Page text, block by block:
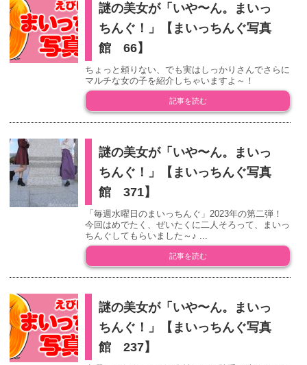
謎の美女が「いや〜ん。まいっ
ちんぐ！」【まいっちんぐ写真
館 66】
ちょっと頼りない、でも実はしっかりさんでさらに
マルチな女の子を紹介しちゃいますよ～！
記事を読む
謎の美女が「いや〜ん。まいっ
ちんぐ！」【まいっちんぐ写真
館 371】
「毎週水曜日のまいっちんぐ」2023年の第二弾！
今回はめでたく、ぜいたくに二人そろって、まいっ
ちんぐしてもらいました～♪ ...
記事を読む
謎の美女が「いや〜ん。まいっ
ちんぐ！」【まいっちんぐ写真
館 237】